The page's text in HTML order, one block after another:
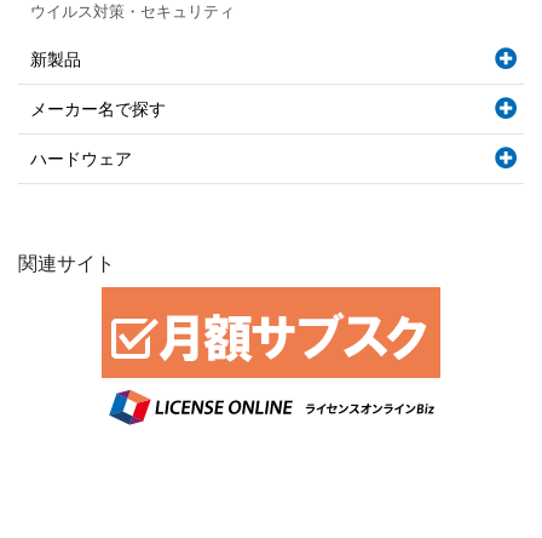
ウイルス対策・セキュリティ
新製品
メーカー名で探す
ハードウェア
関連サイト